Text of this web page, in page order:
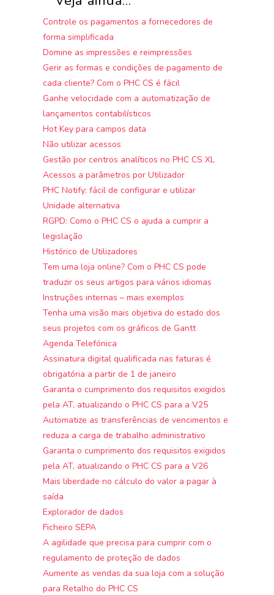
Controle os pagamentos a fornecedores de
forma simplificada
Domine as impressões e reimpressões
Gerir as formas e condições de pagamento de
cada cliente? Com o PHC CS é fácil
Ganhe velocidade com a automatização de
lançamentos contabilísticos
Hot Key para campos data
Não utilizar acessos
Gestão por centros analíticos no PHC CS XL
Acessos a parâmetros por Utilizador
PHC Notify: fácil de configurar e utilizar
Unidade alternativa
RGPD: Como o PHC CS o ajuda a cumprir a
legislação
Histórico de Utilizadores
Tem uma loja online? Com o PHC CS pode
traduzir os seus artigos para vários idiomas
Instruções internas – mais exemplos
Tenha uma visão mais objetiva do estado dos
seus projetos com os gráficos de Gantt
Agenda Telefónica
Assinatura digital qualificada nas faturas é
obrigatória a partir de 1 de janeiro
Garanta o cumprimento dos requisitos exigidos
pela AT, atualizando o PHC CS para a V25
Automatize as transferências de vencimentos e
reduza a carga de trabalho administrativo
Garanta o cumprimento dos requisitos exigidos
pela AT, atualizando o PHC CS para a V26
Mais liberdade no cálculo do valor a pagar à
saída
Explorador de dados
Ficheiro SEPA
A agilidade que precisa para cumprir com o
regulamento de proteção de dados
Aumente as vendas da sua loja com a solução
para Retalho do PHC CS